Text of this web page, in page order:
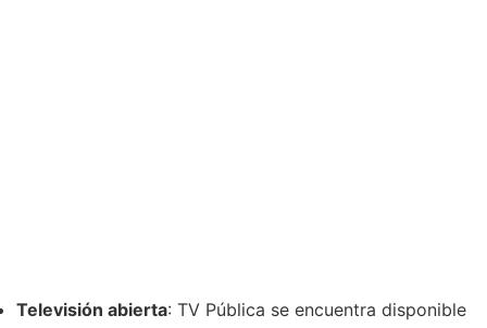
Televisión abierta: TV Pública se encuentra disponible